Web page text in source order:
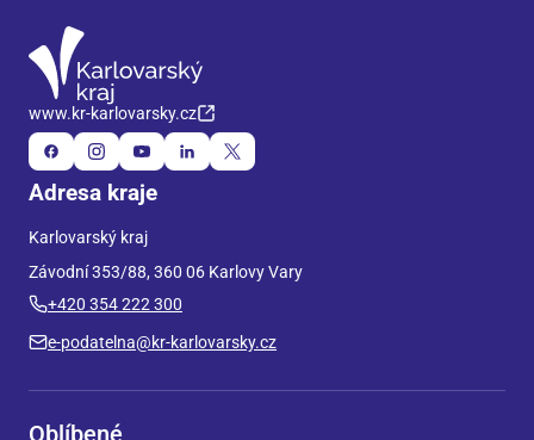
www.kr-karlovarsky.cz
Adresa kraje
Karlovarský kraj
Závodní 353/88, 360 06 Karlovy Vary
+420 354 222 300
e-podatelna@kr-karlovarsky.cz
Oblíbené